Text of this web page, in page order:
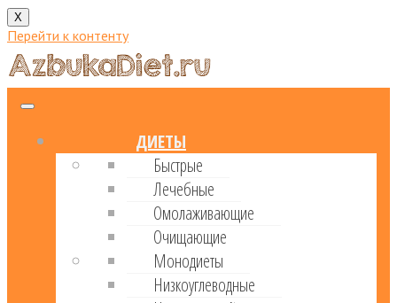
X
Перейти к контенту
ДИЕТЫ
Быстрые
Лечебные
Омолаживающие
Очищающие
Монодиеты
Низкоуглеводные